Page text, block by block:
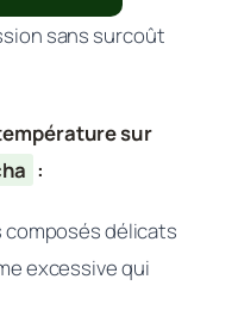
sans surcoût
sur
:
composés délicats
excessive qui